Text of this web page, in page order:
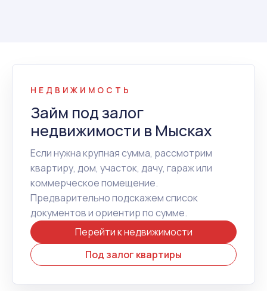
НЕДВИЖИМОСТЬ
Займ под залог
недвижимости в Мысках
Если нужна крупная сумма, рассмотрим
квартиру, дом, участок, дачу, гараж или
коммерческое помещение.
Предварительно подскажем список
документов и ориентир по сумме.
Перейти к недвижимости
Под залог квартиры